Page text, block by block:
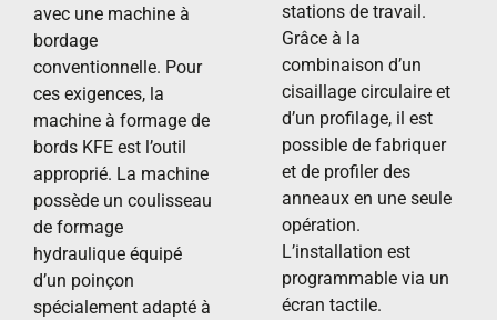
avec une machine à
bordage
conventionnelle. Pour
ces exigences, la
machine à formage de
bords KFE est l’outil
approprié. La machine
possède un coulisseau
de formage
hydraulique équipé
d’un poinçon
spécialement adapté à
stations de travail.
Grâce à la
combinaison d’un
cisaillage circulaire et
d’un profilage, il est
possible de fabriquer
et de profiler des
anneaux en une seule
opération.
L’installation est
programmable via un
écran tactile.